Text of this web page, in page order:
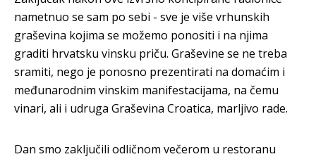
nametnuo se sam po sebi - sve je više vrhunskih
graševina kojima se možemo ponositi i na njima
graditi hrvatsku vinsku priču. Graševine se ne treba
sramiti, nego je ponosno prezentirati na domaćim i
međunarodnim vinskim manifestacijama, na čemu
vinari, ali i udruga Graševina Croatica, marljivo rade.
Dan smo zaključili odličnom večerom u restoranu